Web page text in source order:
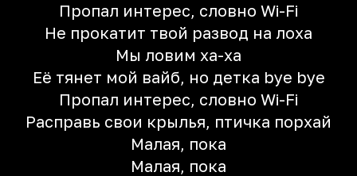
Пропал интерес, словно Wi-Fi
Не прокатит твой развод на лоха
Мы ловим ха-ха
Её тянет мой вайб, но детка bye bye
Пропал интерес, словно Wi-Fi
Расправь свои крылья, птичка порхай
Малая, пока
Малая, пока